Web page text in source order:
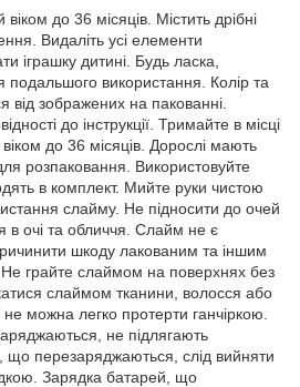
до 36 місяців. Містить дрібні
Видаліть усі елементи
іграшку дитині. Будь ласка,
подальшого використання. Колір та
від зображених на пакованні.
до інструкції. Тримайте в місці
до 36 місяців. Дорослі мають
розпаковання. Використовуйте
в комплект. Мийте руки чистою
слайму. Не підносити до очей
в очі та обличчя. Слайм не є
шкоду лакованим та іншим
грайте слаймом на поверхнях без
слаймом тканини, волосся або
не можна легко протерти ганчіркою.
не підлягають
що перезаряджаються, слід вийняти
Зарядка батарей, що